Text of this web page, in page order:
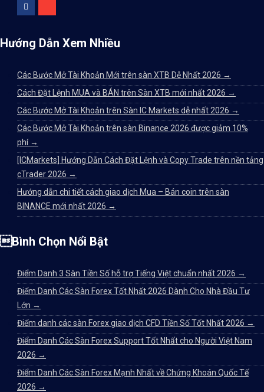
Hướng Dẫn Xem Nhiều
Các Bước Mở Tài Khoản Mới trên sàn XTB Dễ Nhất 2026 →
Cách Đặt Lệnh MUA và BÁN trên Sàn XTB mới nhất 2026 →
Các Bước Mở Tài Khoản trên Sàn IC Markets dễ nhất 2026 →
Các Bước Mở Tài Khoản trên sàn Binance 2026 được giảm 10%
phí →
[ICMarkets] Hướng Dẫn Cách Đặt Lệnh và Copy Trade trên nền tảng
cTrader 2026 →
Hướng dẫn chi tiết cách giao dịch Mua – Bán coin trên sàn
BINANCE mới nhất 2026 →
Bình Chọn Nổi Bật
Điểm Danh 3 Sàn Tiền Số hỗ trợ Tiếng Việt chuẩn nhất 2026 →
Điểm Danh Các Sàn Forex Tốt Nhất 2026 Dành Cho Nhà Đầu Tư
Lớn →
Điểm danh các sàn Forex giao dịch CFD Tiền Số Tốt Nhất 2026 →
Điểm Danh Các Sàn Forex Support Tốt Nhất cho Người Việt Nam
2026 →
Điểm Danh Các Sàn Forex Mạnh Nhất về Chứng Khoán Quốc Tế
2026 →